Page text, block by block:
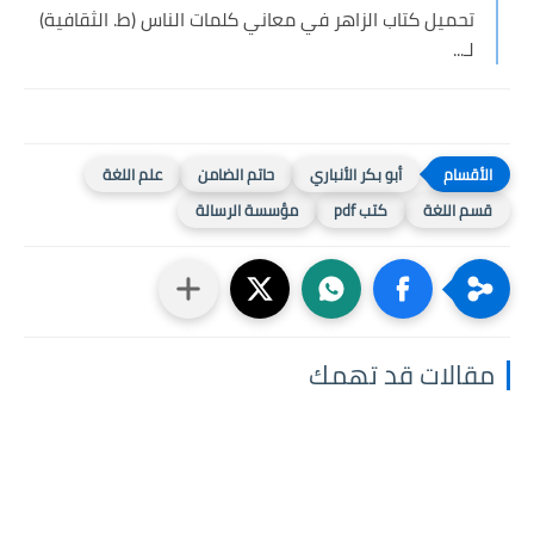
تحميل كتاب الزاهر في معاني كلمات الناس (ط. الثقافية)
لـ...
أبو بكر الأنباري حاتم الضامن
علم اللغة
قسم اللغة
كتب pdf مؤسسة الرسالة
مقالات قد تهمك